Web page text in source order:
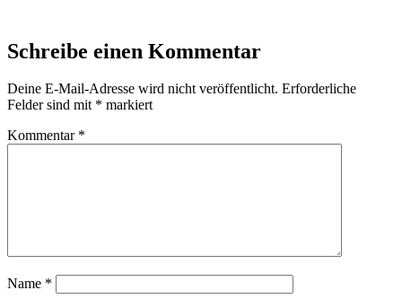
Schreibe einen Kommentar
Deine E-Mail-Adresse wird nicht veröffentlicht. Erforderliche
Felder sind mit * markiert
Kommentar *
Name *